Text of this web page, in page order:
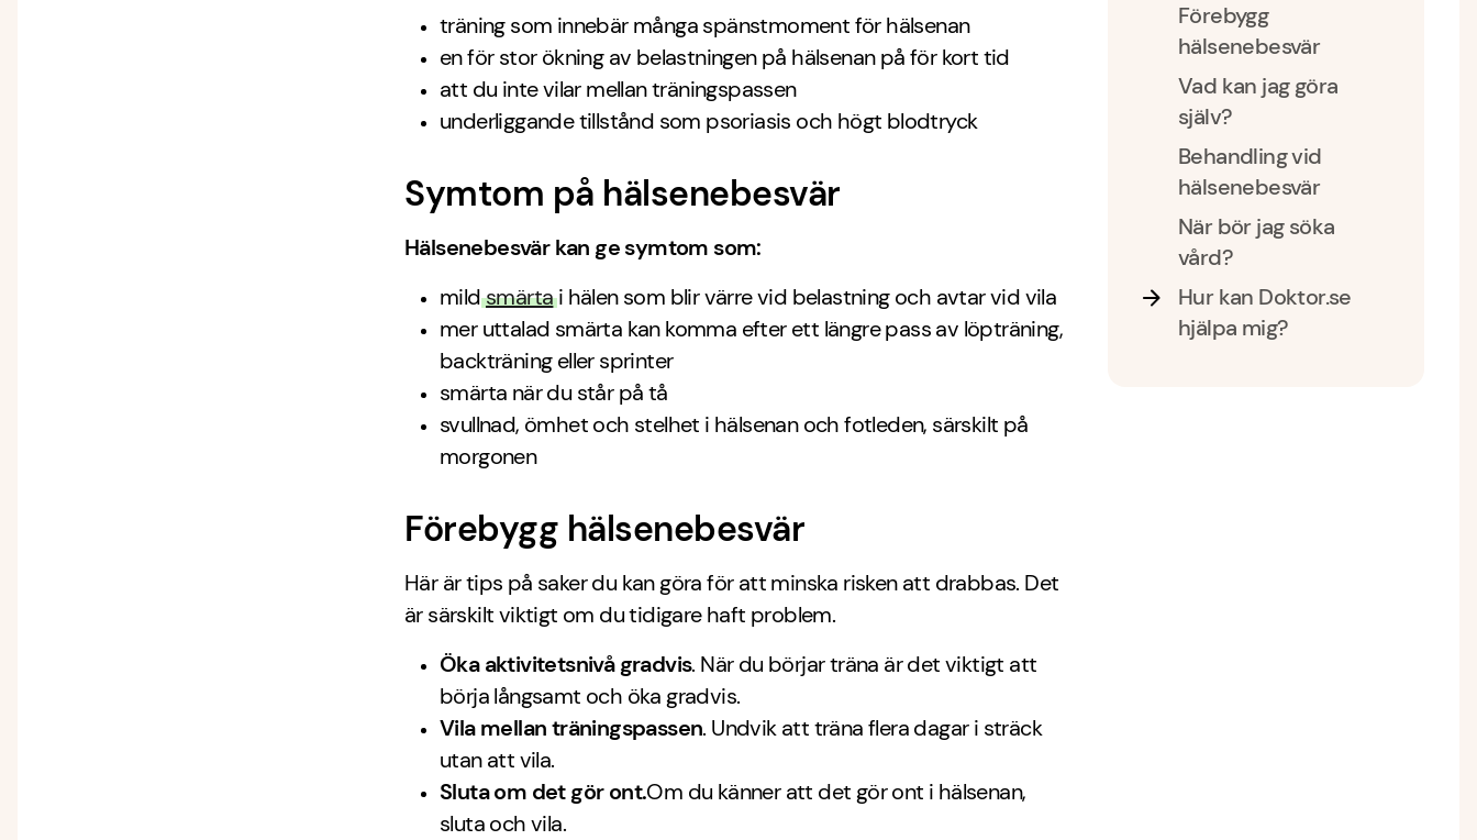
träning som innebär många spänstmoment för hälsenan
en för stor ökning av belastningen på hälsenan på för kort tid
att du inte vilar mellan träningspassen
underliggande tillstånd som psoriasis och högt blodtryck
Symtom på hälsenebesvär
Hälsenebesvär kan ge symtom som:
mildsmärtai hälen som blir värre vid belastning och avtar vid vila
mer uttalad smärta kan komma efter ett längre pass av löpträning,
backträning eller sprinter
smärta när du står på tå
svullnad, ömhet och stelhet i hälsenan och fotleden, särskilt på
morgonen
Förebygg hälsenebesvär
Här är tips på saker du kan göra för att minska risken att drabbas. Det
är särskilt viktigt om du tidigare haft problem.
Öka aktivitetsnivå gradvis. När du börjar träna är det viktigt att
börja långsamt och öka gradvis.
Vila mellan träningspassen. Undvik att träna flera dagar i sträck
utan att vila.
Sluta om det gör ont.Om du känner att det gör ont i hälsenan,
sluta och vila.
Förebygg
hälsenebesvär
Vad kan jag göra
själv?
Behandling vid
hälsenebesvär
När bör jag söka
vård?
Hur kan Doktor.se
hjälpa mig?